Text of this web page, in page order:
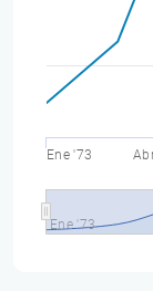
Ene '73
Ene '73